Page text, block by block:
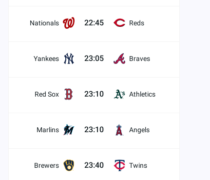
Nationals 22:45 Reds
Yankees 23:05 Braves
Red Sox 23:10 Athletics
Marlins 23:10 Angels
Brewers 23:40 Twins